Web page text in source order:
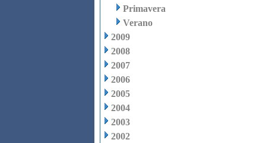
Primavera
Verano
2009
2008
2007
2006
2005
2004
2003
2002